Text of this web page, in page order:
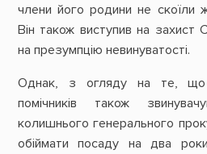
члени його родини не скоїли
Він також виступив на захист
на презумпцію невинуватості.
Однак, з огляду на те, що
помічників також
колишнього генерального
обіймати посаду на два